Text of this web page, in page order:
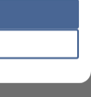
DE LA DZ